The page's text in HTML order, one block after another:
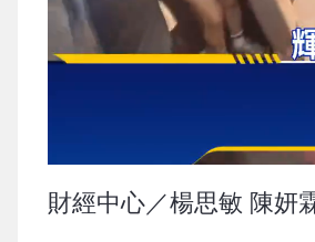
財經中心／楊思敏 陳妍